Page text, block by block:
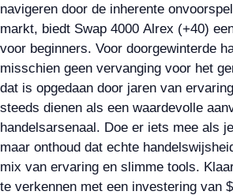
navigeren door de inherente
markt, biedt Swap 4000 Alrex (+40)
voor beginners. Voor doorgewinterde
misschien geen vervanging voor het
dat is opgedaan door jaren van
steeds dienen als een waardevolle
handelsarsenaal. Doe er iets mee als
maar onthoud dat echte
mix van ervaring en slimme tools.
te verkennen met een investering van